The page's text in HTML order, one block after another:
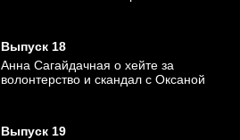
Выпуск 18
Анна Сагайдачная о хейте за
волонтерство и скандал с Оксаной
Выпуск 19